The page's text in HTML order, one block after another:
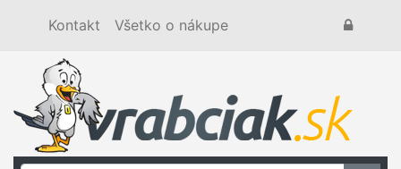
Kontakt Všetko o nákupe